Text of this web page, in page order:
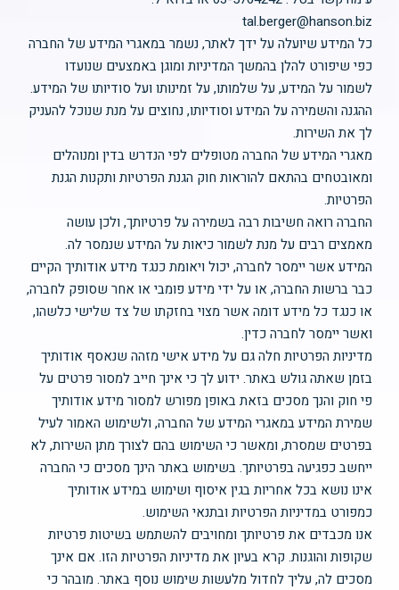
tal.berger@hanson.biz
כל המידע שיועלה על ידך לאתר, נשמר במאגרי המידע של החברה
כפי שיפורט להלן בהמשך המדיניות ומוגן באמצעים שנועדו
לשמור על המידע, על שלמותו, על זמינותו ועל סודיותו של המידע.
ההגנה והשמירה על המידע וסודיותו, נחוצים על מנת שנוכל להעניק
לך את השירות.
מאגרי המידע של החברה מטופלים לפי הנדרש בדין ומנוהלים
ומאובטחים בהתאם להוראות חוק הגנת הפרטיות ותקנות הגנת
הפרטיות.
החברה רואה חשיבות רבה בשמירה על פרטיותך, ולכן עושה
מאמצים רבים על מנת לשמור כיאות על המידע שנמסר לה.
המידע אשר יימסר לחברה, יכול ויאומת כנגד מידע אודותיך הקיים
כבר ברשות החברה, או על ידי מידע פומבי או אחר שסופק לחברה,
או כנגד כל מידע דומה אשר מצוי בחזקתו של צד שלישי כלשהו,
ואשר יימסר לחברה כדין.
מדיניות הפרטיות חלה גם על מידע אישי מזהה שנאסף אודותיך
בזמן שאתה גולש באתר. ידוע לך כי אינך חייב למסור פרטים על
פי חוק והנך מסכים בזאת באופן מפורש למסור מידע אודותיך
שמירת המידע במאגרי המידע של החברה, ולשימוש האמור לעיל
בפרטים שמסרת, ומאשר כי השימוש בהם לצורך מתן השירות, לא
ייחשב כפגיעה בפרטיותך. בשימוש באתר הינך מסכים כי החברה
אינו נושא בכל אחריות בגין איסוף ושימוש במידע אודותיך
כמפורט במדיניות הפרטיות ובתנאי השימוש.
אנו מכבדים את פרטיותך ומחויבים להשתמש בשיטות פרטיות
שקופות והוגנות. קרא בעיון את מדיניות הפרטיות הזו. אם אינך
מסכים לה, עליך לחדול מלעשות שימוש נוסף באתר. מובהר כי